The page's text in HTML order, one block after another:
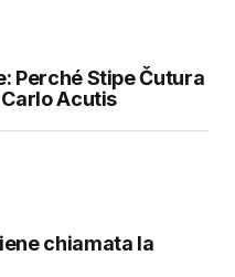
Perché Stipe Čutura
Acutis
chiamata la